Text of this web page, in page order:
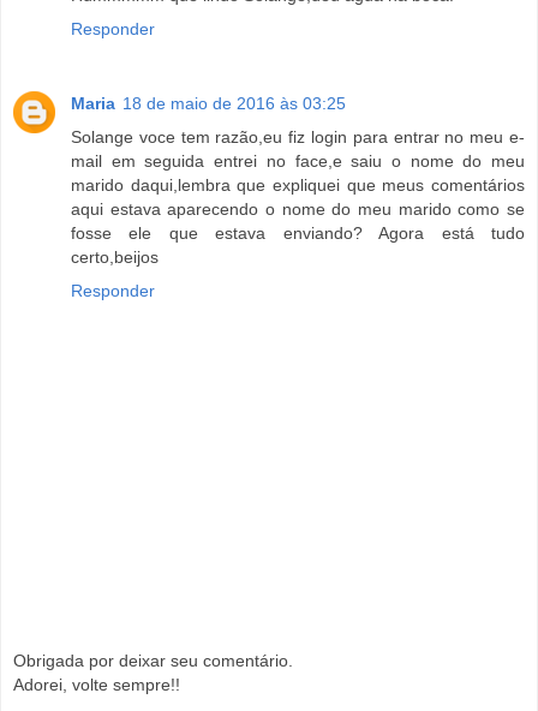
Responder
Maria 18 de maio de 2016 às 03:25
Solange voce tem razão,eu fiz login para entrar no meu e-
mail em seguida entrei no face,e saiu o nome do meu
marido daqui,lembra que expliquei que meus comentários
aqui estava aparecendo o nome do meu marido como se
fosse ele que estava enviando? Agora está tudo
certo,beijos
Responder
Obrigada por deixar seu comentário.
Adorei, volte sempre!!